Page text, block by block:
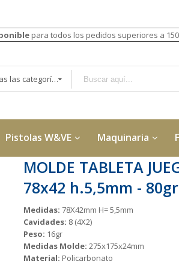
para todos los pedidos superiores a
Todas las categorías
Pistolas W&VE Maquinaria
MOLDE TABLETA
78x42 h.5,5mm - 80gr
Medidas: 78X42mm H= 5,5mm
Cavidades: 8 (4X2)
Peso: 16gr
Medidas Molde: 275x175x24mm
Material: Policarbonato